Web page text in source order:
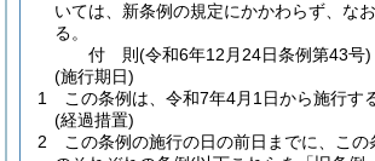
いては、新条例の規定にかかわらず、な
る。
付 則(令和6年12月24日条例第43号)
(施行期日)
1
この条例は、令和7年4月1日から施行す
(経過措置)
2
この条例の施行の日の前日までに、こ